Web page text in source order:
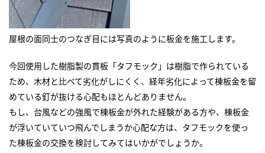
屋根の面同士のつなぎ目には写真のように板金を施工します。
今回使用した樹脂製の貫板「タフモック」は樹脂で作られている
ため、木材と比べて劣化がしにくく、経年劣化によって棟板金を留
めている釘が抜ける心配もほとんどありません。
もし、台風などの強風で棟板金が外れた経験がある方や、棟板金
が浮いていていつ飛んでしまうか心配な方は、タフモックを使っ
た棟板金の交換を検討してみてはいかがでしょうか。